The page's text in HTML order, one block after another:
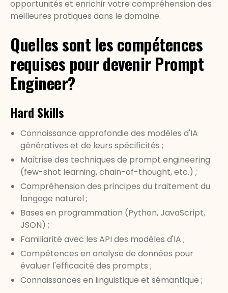
opportunités et enrichir votre compréhension des
meilleures pratiques dans le domaine.
Quelles sont les compétences
requises pour devenir Prompt
Engineer?
Hard Skills
Connaissance approfondie des modèles d'IA
génératives et de leurs spécificités ;
Maîtrise des techniques de prompt engineering
(few-shot learning, chain-of-thought, etc.) ;
Compréhension des principes du traitement du
langage naturel ;
Bases en programmation (Python, JavaScript,
JSON) ;
Familiarité avec les API des modèles d'IA ;
Compétences en analyse de données pour
évaluer l'efficacité des prompts ;
Connaissances en linguistique et sémantique ;